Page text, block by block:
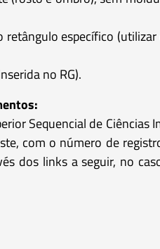
específico
no RG).
Sequencial de
com o número de
dos links a seguir, no